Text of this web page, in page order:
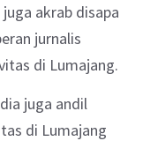
akrab disapa
jurnalis
di Lumajang.
juga andil
di Lumajang